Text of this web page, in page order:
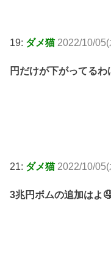
19: ダメ猫 2022/10/
円だけが下がってる
21: ダメ猫 2022/10/
3兆円ボムの追加はよ